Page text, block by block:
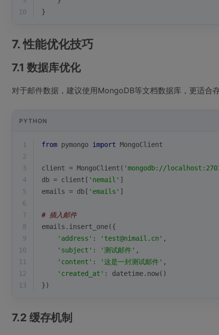
10
}
7. 性能优化技巧
7.1 数据库优化
对于邮件数据，建议使用MongoDB等文档数据库，更适合
PYTHON
1 from pymongo import MongoClient
2
3
client = MongoClient( 'mongodb://
4
db = client[ 'nemail' ]
5
emails = db[ 'emails' ]
6
7
# 插入邮件
8
emails.insert_one({
9
'address' : 'test@nimail.cn' ,
10
'subject' : '测试邮件' ,
11
'content' : '这是一封测试邮件' ,
12
'created_at' : datetime.now()
13
})
7.2 缓存机制